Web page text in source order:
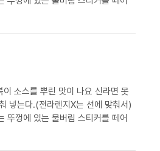
소스를 뿌린 맛이 나요 신라면 못
껑에 있는 물버림 스티커를 떼어